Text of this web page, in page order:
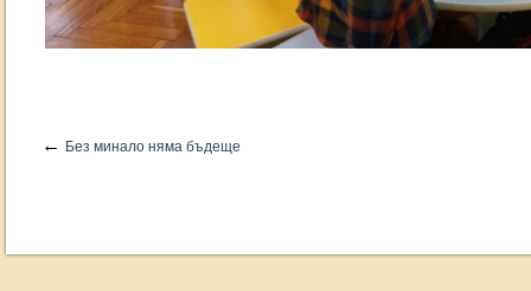
← Без минало няма бъдеще